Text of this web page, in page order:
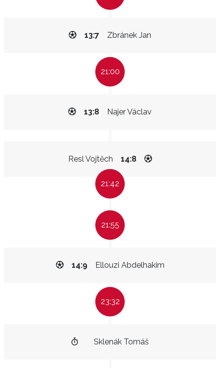
Zbránek Jan
13:7
21:00
Najer Václav
13:8
Resl Vojtěch 14:8
21:42
21:55
Ellouzi Abdelhakim
14:9
23:32
Sklenák Tomáš